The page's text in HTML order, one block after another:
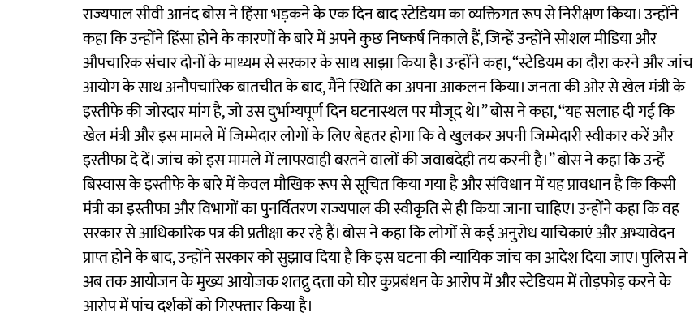
राज्यपाल सीवी आनंद बोस ने हिंसा भड़कने के एक दिन बाद स्टेडियम का व्यक्तिगत रूप से निरीक्षण किया। उन्होंने
कहा कि उन्होंने हिंसा होने के कारणों के बारे में अपने कुछ निष्कर्ष निकाले हैं, जिन्हें उन्होंने सोशल मीडिया और
औपचारिक संचार दोनों के माध्यम से सरकार के साथ साझा किया है। उन्होंने कहा, “स्टेडियम का दौरा करने और जांच
आयोग के साथ अनौपचारिक बातचीत के बाद, मैंने स्थिति का अपना आकलन किया। जनता की ओर से खेल मंत्री के
इस्तीफे की जोरदार मांग है, जो उस दुर्भाग्यपूर्ण दिन घटनास्थल पर मौजूद थे।’’ बोस ने कहा, ‘‘यह सलाह दी गई कि
खेल मंत्री और इस मामले में जिम्मेदार लोगों के लिए बेहतर होगा कि वे खुलकर अपनी जिम्मेदारी स्वीकार करें और
इस्तीफा दे दें। जांच को इस मामले में लापरवाही बरतने वालों की जवाबदेही तय करनी है।’’ बोस ने कहा कि उन्हें
बिस्वास के इस्तीफे के बारे में केवल मौखिक रूप से सूचित किया गया है और संविधान में यह प्रावधान है कि किसी
मंत्री का इस्तीफा और विभागों का पुनर्वितरण राज्यपाल की स्वीकृति से ही किया जाना चाहिए। उन्होंने कहा कि वह
सरकार से आधिकारिक पत्र की प्रतीक्षा कर रहे हैं। बोस ने कहा कि लोगों से कई अनुरोध याचिकाएं और अभ्यावेदन
प्राप्त होने के बाद, उन्होंने सरकार को सुझाव दिया है कि इस घटना की न्यायिक जांच का आदेश दिया जाए। पुलिस ने
अब तक आयोजन के मुख्य आयोजक शतद्रु दत्ता को घोर कुप्रबंधन के आरोप में और स्टेडियम में तोड़फोड़ करने के
आरोप में पांच दर्शकों को गिरफ्तार किया है।